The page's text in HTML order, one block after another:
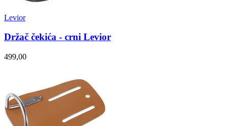
Levior
Držač čekića - crni Levior
499,00